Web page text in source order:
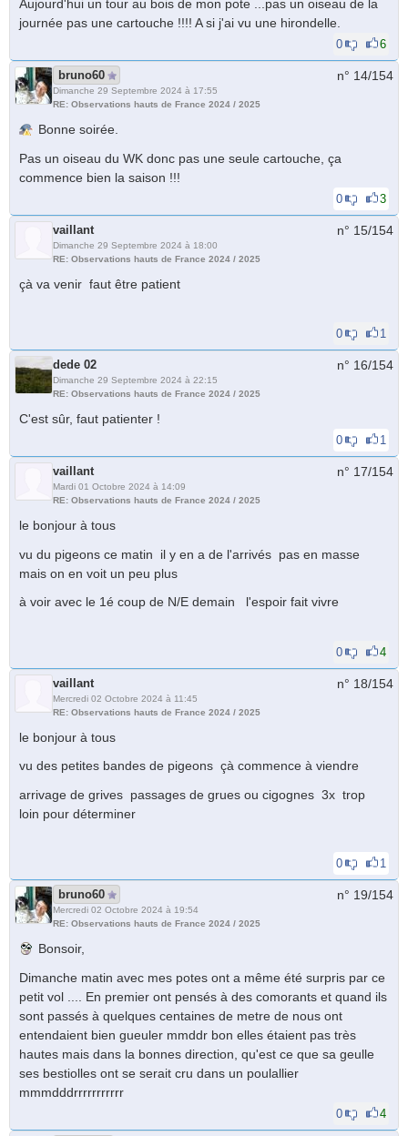
Aujourd'hui un tour au bois de mon pote ...pas un oiseau de la
journée pas une cartouche !!!! A si j'ai vu une hirondelle.
0 6
bruno60
Dimanche 29 Septembre 2024 à 17:55
RE: Observations hauts de France 2024 / 2025
n° 14/154
Bonne soirée.
Pas un oiseau du WK donc pas une seule cartouche, ça
commence bien la saison !!!
0 3
vaillant
Dimanche 29 Septembre 2024 à 18:00
RE: Observations hauts de France 2024 / 2025
n° 15/154
çà va venir faut être patient
0 1
dede 02
Dimanche 29 Septembre 2024 à 22:15
RE: Observations hauts de France 2024 / 2025
n° 16/154
C'est sûr, faut patienter !
0 1
vaillant
Mardi 01 Octobre 2024 à 14:09
RE: Observations hauts de France 2024 / 2025
n° 17/154
le bonjour à tous
vu du pigeons ce matin il y en a de l'arrivés pas en masse
mais on en voit un peu plus
à voir avec le 1é coup de N/E demain l'espoir fait vivre
0 4
vaillant
Mercredi 02 Octobre 2024 à 11:45
RE: Observations hauts de France 2024 / 2025
n° 18/154
le bonjour à tous
vu des petites bandes de pigeons çà commence à viendre
arrivage de grives passages de grues ou cigognes 3x trop
loin pour déterminer
0 1
bruno60
Mercredi 02 Octobre 2024 à 19:54
RE: Observations hauts de France 2024 / 2025
n° 19/154
Bonsoir,
Dimanche matin avec mes potes ont a même été surpris par ce
petit vol .... En premier ont pensés à des comorants et quand ils
sont passés à quelques centaines de metre de nous ont
entendaient bien gueuler mmddr bon elles étaient pas très
hautes mais dans la bonnes direction, qu'est ce que sa geulle
ses bestiolles ont se serait cru dans un poulallier
mmmdddrrrrrrrrrrr
0 4